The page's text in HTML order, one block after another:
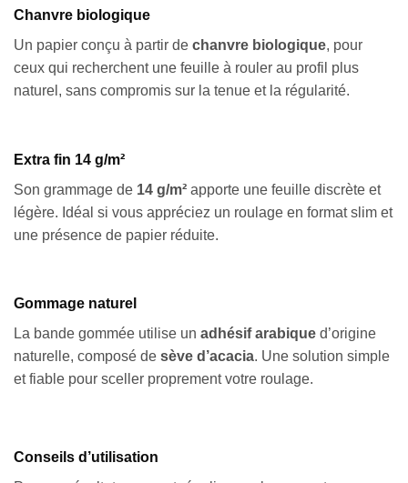
Chanvre biologique
Un papier conçu à partir de chanvre biologique, pour
ceux qui recherchent une feuille à rouler au profil plus
naturel, sans compromis sur la tenue et la régularité.
Extra fin 14 g/m²
Son grammage de 14 g/m² apporte une feuille discrète et
légère. Idéal si vous appréciez un roulage en format slim et
une présence de papier réduite.
Gommage naturel
La bande gommée utilise un adhésif arabique d’origine
naturelle, composé de sève d’acacia. Une solution simple
et fiable pour sceller proprement votre roulage.
Conseils d’utilisation